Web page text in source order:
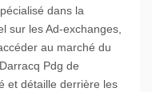
dans la
sur les Ad-exchanges,
au marché du
Pdg de
et détaille derrière les